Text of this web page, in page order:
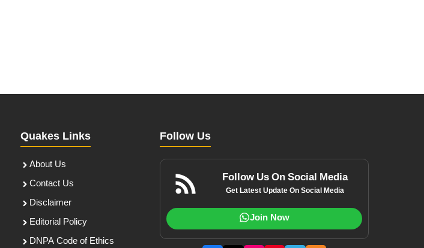
Quakes Links
About Us
Contact Us
Disclaimer
Editorial Policy
DNPA Code of Ethics
Follow Us
Follow Us On Social Media
Get Latest Update On Social Media
Join Now